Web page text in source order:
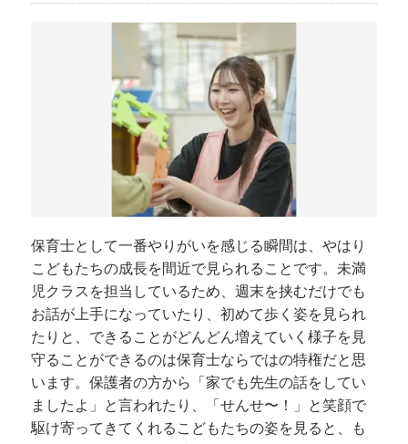
保育士として一番やりがいを感じる瞬間は、やはり
こどもたちの成長を間近で見られることです。未満
児クラスを担当しているため、週末を挟むだけでも
お話が上手になっていたり、初めて歩く姿を見られ
たりと、できることがどんどん増えていく様子を見
守ることができるのは保育士ならではの特権だと思
います。保護者の方から「家でも先生の話をしてい
ましたよ」と言われたり、「せんせ〜！」と笑顔で
駆け寄ってきてくれるこどもたちの姿を見ると、も